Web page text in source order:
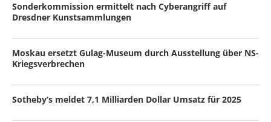
Sonderkommission ermittelt nach Cyberangriff auf
Dresdner Kunstsammlungen
Moskau ersetzt Gulag-Museum durch Ausstellung über NS-
Kriegsverbrechen
Sotheby’s meldet 7,1 Milliarden Dollar Umsatz für 2025